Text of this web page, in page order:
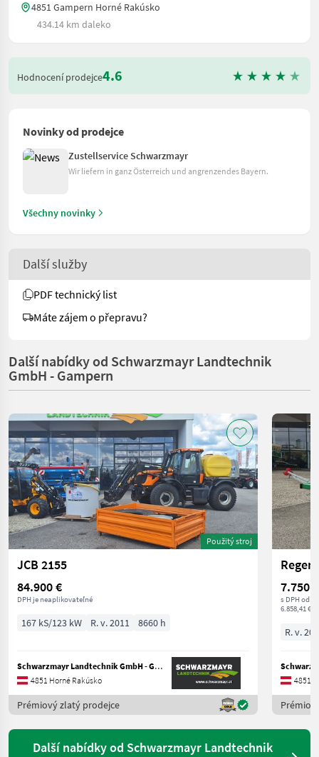
4851 Gampern Horné Rakúsko
434.14 km daleko
Hodnocení prodejce4.6
Novinky od prodejce
Zustellservice Schwarzmayr
Wir liefern in ganz Österreich und angrenzendes Bayern.
Všechny novinky
Další služby
PDF technický list
Máte zájem o přepravu?
Další nabídky od Schwarzmayr Landtechnik
GmbH - Gampern
Použitý stroj
JCB 2155
84.900 €
DPH je neaplikovateľné
167 kS/123 kW R. v. 2011 8660 h
Schwarzmayr Landtechnik GmbH - Gampern
4851 Horné Rakúsko
Prémiový zlatý prodejce
7.750 €
s DPH od
6.858,41 €
R. v.
4851
Další nabídky od Schwarzmayr Landtechnik